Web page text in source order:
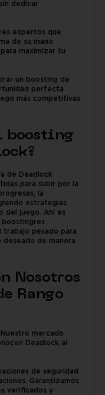
dedicar
expertos que
de su mano
maximizar tu
un boosting de
perfecta
más competitivas
boosting
de Deadlock
para subir por la
la
estrategias
del juego. Ahí es
trabajo pesado para
deseado de manera
Nosotros
Rango
Nuestro mercado
Deadlock al
de seguridad
Garantizamos
verificados y